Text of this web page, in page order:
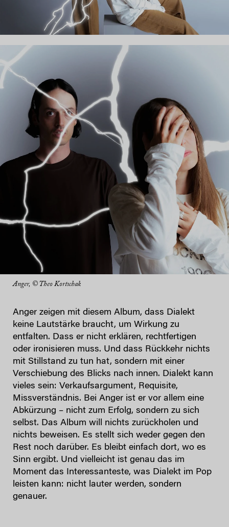
Anger, © Theo Kortschak
Anger zeigen mit diesem Album, dass Dialekt
keine Lautstärke braucht, um Wirkung zu
entfalten. Dass er nicht erklären, rechtfertigen
oder ironisieren muss. Und dass Rückkehr nichts
mit Stillstand zu tun hat, sondern mit einer
Verschiebung des Blicks nach innen. Dialekt kann
vieles sein: Verkaufsargument, Requisite,
Missverständnis. Bei Anger ist er vor allem eine
Abkürzung – nicht zum Erfolg, sondern zu sich
selbst. Das Album will nichts zurückholen und
nichts beweisen. Es stellt sich weder gegen den
Rest noch darüber. Es bleibt einfach dort, wo es
Sinn ergibt. Und vielleicht ist genau das im
Moment das Interessanteste, was Dialekt im Pop
leisten kann: nicht lauter werden, sondern
genauer.